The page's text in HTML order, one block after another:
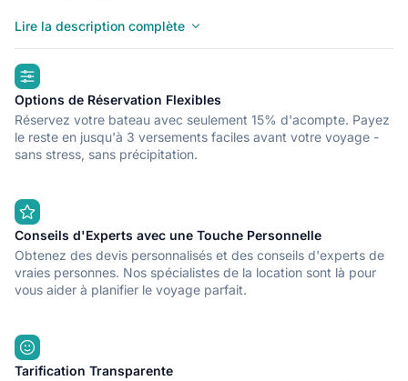
est parfait pour naviguer avec des amis et en famille. Le Dufour
de départ idéal pour explorer Italie en bateau. Bonne
navigation !
Lire la description complète
highlights
Options de Réservation Flexibles
Réservez votre bateau avec seulement 15% d'acompte. Payez
le reste en jusqu'à 3 versements faciles avant votre voyage -
sans stress, sans précipitation.
Conseils d'Experts avec une Touche Personnelle
Obtenez des devis personnalisés et des conseils d'experts de
vraies personnes. Nos spécialistes de la location sont là pour
vous aider à planifier le voyage parfait.
Tarification Transparente